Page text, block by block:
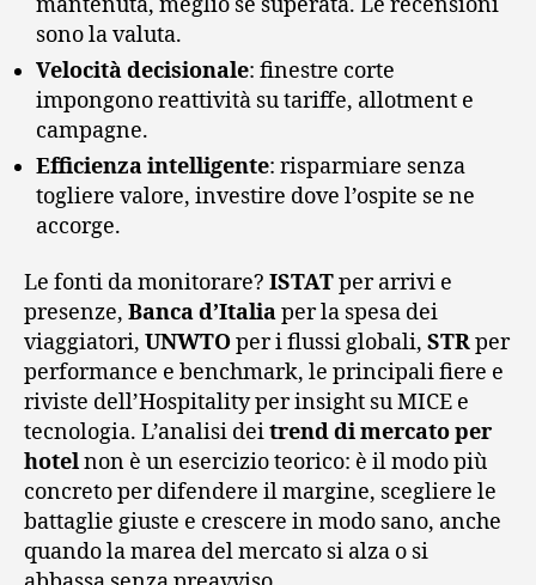
sono la valuta.
Velocità decisionale: finestre corte
impongono reattività su tariffe, allotment e
campagne.
Efficienza intelligente: risparmiare senza
togliere valore, investire dove l’ospite se ne
accorge.
Le fonti da monitorare? ISTATper arrivi e
presenze, Banca d’Italiaper la spesa dei
viaggiatori, UNWTOper i flussi globali, STRper
performance e benchmark, le principali fiere e
riviste dell’Hospitality per insight su MICE e
tecnologia. L’analisi deitrend di mercato per
hotelnon è un esercizio teorico: è il modo più
concreto per difendere il margine, scegliere le
battaglie giuste e crescere in modo sano, anche
quando la marea del mercato si alza o si